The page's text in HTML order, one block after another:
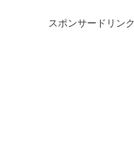
スポンサードリンク